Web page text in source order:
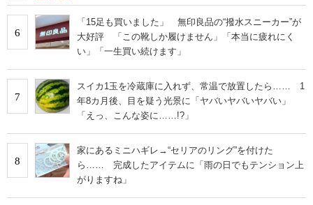
6
「15足も買いました」 無印良品の“撥水スニーカー”が
大好評 「この靴しか履けません」「本当に疲れにく
い」「一生買い続けます」
7
スイカ1玉を冷蔵庫に入れず、常温で放置したら…… 1
年8カ月後、目を疑う光景に「ヤバいヤバいヤバい」
「えっ、こんな姿に……!?」
8
家にあるミニハギレ→“セリアのリング”を付けた
ら…… 完成したアイテムに「雨の日でもテンション上
がりますね」